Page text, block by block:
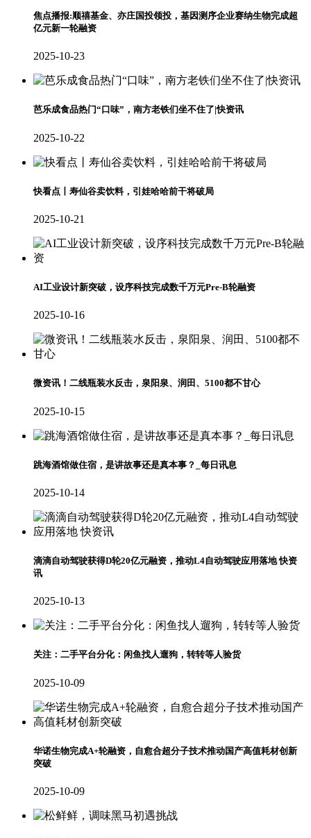
焦点播报:顺禧基金、亦庄国投领投，基因测序企业赛纳生物完成超
亿元新一轮融资
2025-10-23
芭乐成食品热门“口味”，南方老铁们坐不住了|快资讯
2025-10-22
快看点丨寿仙谷卖饮料，引娃哈哈前干将破局
2025-10-21
AI工业设计新突破，设序科技完成数千万元Pre-B轮融资
2025-10-16
微资讯！二线瓶装水反击，泉阳泉、润田、5100都不甘心
2025-10-15
跳海酒馆做住宿，是讲故事还是真本事？_每日讯息
2025-10-14
滴滴自动驾驶获得D轮20亿元融资，推动L4自动驾驶应用落地 快资
讯
2025-10-13
关注：二手平台分化：闲鱼找人遛狗，转转等人验货
2025-10-09
华诺生物完成A+轮融资，自愈合超分子技术推动国产高值耗材创新
突破
2025-10-09